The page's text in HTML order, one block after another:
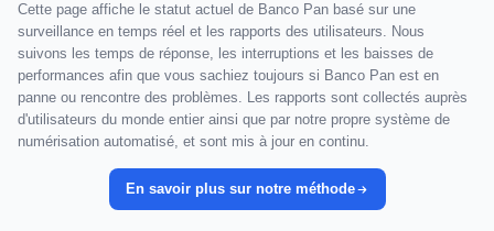
Cette page affiche le statut actuel de Banco Pan basé sur une
surveillance en temps réel et les rapports des utilisateurs. Nous
suivons les temps de réponse, les interruptions et les baisses de
performances afin que vous sachiez toujours si Banco Pan est en
panne ou rencontre des problèmes. Les rapports sont collectés auprès
d'utilisateurs du monde entier ainsi que par notre propre système de
numérisation automatisé, et sont mis à jour en continu.
En savoir plus sur notre méthode